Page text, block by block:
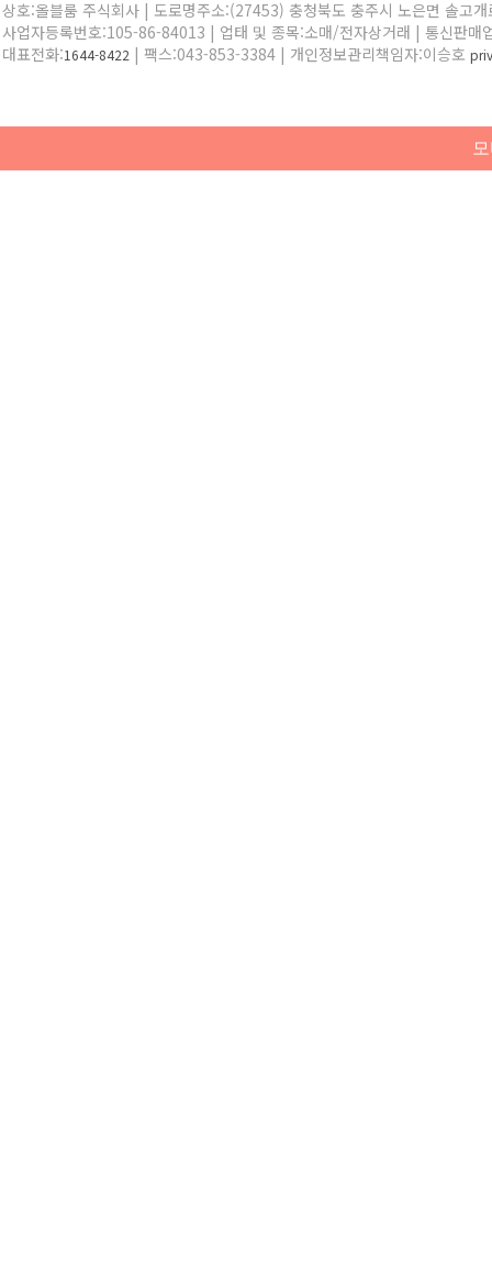
상호:올블룸 주식회사 | 도로명주소:(27453) 충청북도 충주시 노은면 솔고
사업자등록번호:105-86-84013 | 업태 및 종목:소매/전자상거래 | 통신판매
대표전화:1644-8422 | 팩스:043-853-3384 | 개인정보관리책임자:이승호